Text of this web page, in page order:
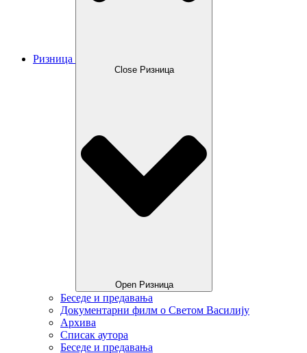
Ризница
Close Ризница
Open Ризница
Беседе и предавања
Документарни филм о Светом Василију
Архива
Списак аутора
Беседе и предавања